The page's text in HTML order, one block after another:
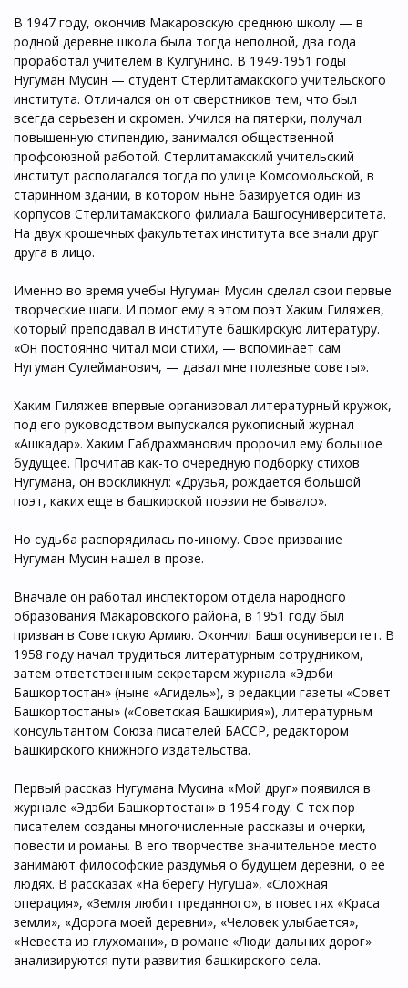
В 1947 году, окончив Макаровскую среднюю школу — в
родной деревне школа была тогда неполной, два года
проработал учителем в Кулгунино. В 1949-1951 годы
Нугуман Мусин — студент Стерлитамакского учительского
института. Отличался он от сверстников тем, что был
всегда серьезен и скромен. Учился на пятерки, получал
повышенную стипендию, занимался общественной
профсоюзной работой. Стерлитамакский учительский
институт располагался тогда по улице Комсомольской, в
старинном здании, в котором ныне базируется один из
корпусов Стерлитамакского филиала Башгосуниверситета.
На двух крошечных факультетах института все знали друг
друга в лицо.
Именно во время учебы Нугуман Мусин сделал свои первые
творческие шаги. И помог ему в этом поэт Хаким Гиляжев,
который преподавал в институте башкирскую литературу.
«Он постоянно читал мои стихи, — вспоминает сам
Нугуман Сулейманович, — давал мне полезные советы».
Хаким Гиляжев впервые организовал литературный кружок,
под его руководством выпускался рукописный журнал
«Ашкадар». Хаким Габдрахманович пророчил ему большое
будущее. Прочитав как-то очередную подборку стихов
Нугумана, он воскликнул: «Друзья, рождается большой
поэт, каких еще в башкирской поэзии не бывало».
Но судьба распорядилась по-иному. Свое призвание
Нугуман Мусин нашел в прозе.
Вначале он работал инспектором отдела народного
образования Макаровского района, в 1951 году был
призван в Советскую Армию. Окончил Башгосуниверситет. В
1958 году начал трудиться литературным сотрудником,
затем ответственным секретарем журнала «Эдэби
Башкортостан» (ныне «Агидель»), в редакции газеты «Совет
Башкортостаны» («Советская Башкирия»), литературным
консультантом Союза писателей БАССР, редактором
Башкирского книжного издательства.
Первый рассказ Нугумана Мусина «Мой друг» появился в
журнале «Эдэби Башкортостан» в 1954 году. С тех пор
писателем созданы многочисленные рассказы и очерки,
повести и романы. В его творчестве значительное место
занимают философские раздумья о будущем деревни, о ее
людях. В рассказах «На берегу Нугуша», «Сложная
операция», «Земля любит преданного», в повестях «Краса
земли», «Дорога моей деревни», «Человек улыбается»,
«Невеста из глухомани», в романе «Люди дальних дорог»
анализируются пути развития башкирского села.